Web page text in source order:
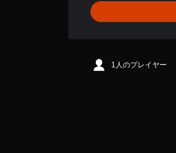
1
、
均
価
1人のプレイヤー